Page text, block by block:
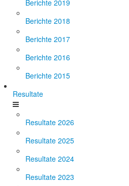
Berichte 2019
Berichte 2018
Berichte 2017
Berichte 2016
Berichte 2015
Resultate
Resultate 2026
Resultate 2025
Resultate 2024
Resultate 2023